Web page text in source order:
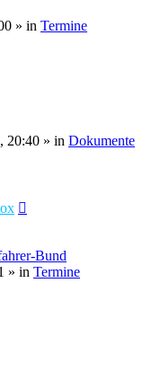
» in Termine
20:40 » in Dokumente
Bund
» in Termine